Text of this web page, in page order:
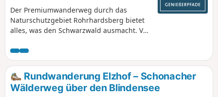
Der Premiumwanderweg durch das
Naturschutzgebiet Rohrhardsberg bietet
alles, was den Schwarzwald ausmacht. Von
und Moore, einem Wasserfall und immer
wieder tolle Ausblicke. Kuckucksuhren in
allen Formen und Farben zieren die
Wälder und sorgen für ein spezielles
Wandererlebnis!
Rundwanderung Elzhof – Schonacher
Wälderweg über den Blindensee